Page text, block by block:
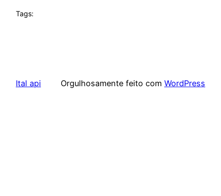
Tags:
Ital api Orgulhosamente feito com WordPress